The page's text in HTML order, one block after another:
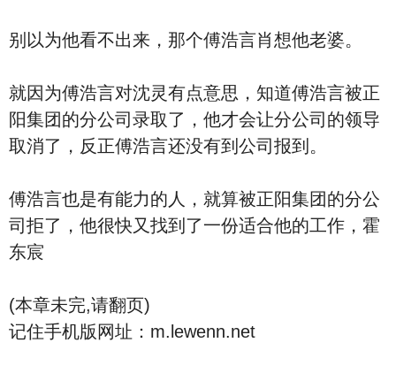
别以为他看不出来，那个傅浩言肖想他老婆。
就因为傅浩言对沈灵有点意思，知道傅浩言被正
阳集团的分公司录取了，他才会让分公司的领导
取消了，反正傅浩言还没有到公司报到。
傅浩言也是有能力的人，就算被正阳集团的分公
司拒了，他很快又找到了一份适合他的工作，霍
东宸
(本章未完,请翻页)
记住手机版网址：m.lewenn.net